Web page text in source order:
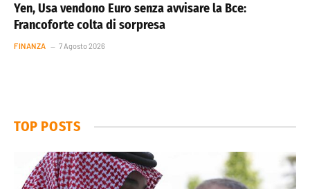
Yen, Usa vendono Euro senza avvisare la Bce:
Francoforte colta di sorpresa
FINANZA 7 Agosto 2026
TOP POSTS